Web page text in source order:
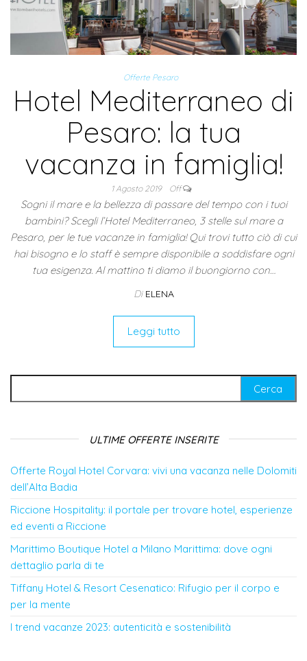
Offerte Pesaro
Hotel Mediterraneo di
Pesaro: la tua
vacanza in famiglia!
1 Agosto 2019 Off
Sogni il mare e la bellezza di passare del tempo con i tuoi
bambini? Scegli l’Hotel Mediterraneo, 3 stelle sul mare a
Pesaro, per le tue vacanze in famiglia! Qui trovi tutto ciò di cui
hai bisogno e lo staff è sempre disponibile a soddisfare ogni
tua esigenza. Al mattino ti diamo il buongiorno con…
Di ELENA
Leggi tutto
ULTIME OFFERTE INSERITE
Offerte Royal Hotel Corvara: vivi una vacanza nelle Dolomiti
dell’Alta Badia
Riccione Hospitality: il portale per trovare hotel, esperienze
ed eventi a Riccione
Marittimo Boutique Hotel a Milano Marittima: dove ogni
dettaglio parla di te
Tiffany Hotel & Resort Cesenatico: Rifugio per il corpo e
per la mente
I trend vacanze 2023: autenticità e sostenibilità